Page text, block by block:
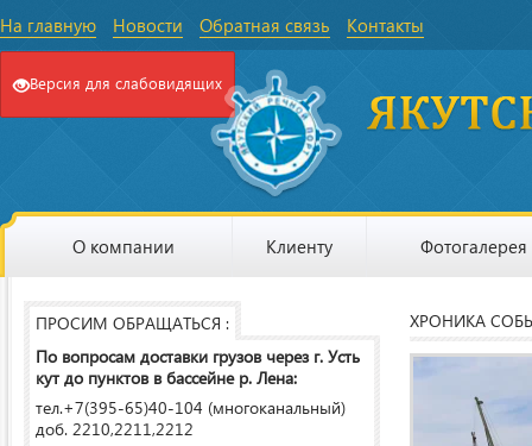
На главную Новости Обратная связь Контакты
Версия для слабовидящих
О компании Клиенту Фотогалерея
ПРОСИМ ОБРАЩАТЬСЯ :
По вопросам доставки грузов через г. Усть
кут до пунктов в бассейне р. Лена:
тел.+7(395-65)40-104 (многоканальный)
доб. 2210,2211,2212
ХРОНИКА